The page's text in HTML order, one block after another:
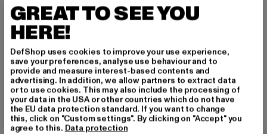
URBAN CLASSICS
Hooded
393,53 DKK
Nuværende pris: 393,53 DKK
667,00 DKKKampagnepris: 667,00 DKK
URBAN CLASSICS
Raglan
fra369,42 DKK
Nuværende pris: Fra 369,42
786,00 DKK
GREAT TO SEE YOU
HERE!
DefShop uses cookies to improve your use experience,
save your preferences, analyse use behaviour and to
provide and measure interest-based contents and
advertising. In addition, we allow partners to extract data
or to use cookies. This may also include the processing of
your data in the USA or other countries which do not have
the EU data protection standard. If you want to change
this, click on "Custom settings". By clicking on "Accept" you
agree to this. Data protection